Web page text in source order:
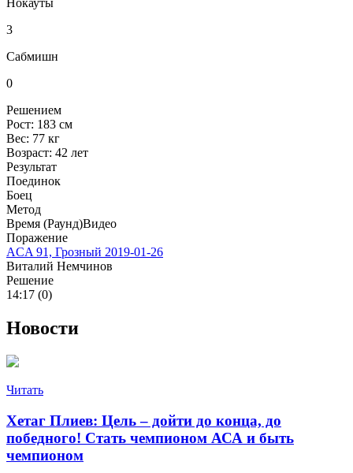
Нокауты
3
Сабмишн
0
Решением
Рост: 183 см
Вес: 77 кг
Возраст: 42 лет
Результат
Поединок
Боец
Метод
Время (Раунд)Видео
Поражение
ACA 91, Грозный 2019-01-26
Виталий Немчинов
Решение
14:17 (0)
Новости
Читать
Хетаг Плиев: Цель – дойти до конца, до
победного! Стать чемпионом АСА и быть
чемпионом